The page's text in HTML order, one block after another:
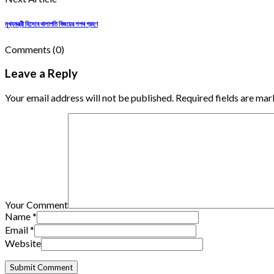
মুখ্যমন্ত্রী হিসেবে থালাপতি বিজয়ের শপথ গ্রহণ
Comments (0)
Leave a Reply
Your email address will not be published. Required fields are
Your Comment
Name*
Email*
Website